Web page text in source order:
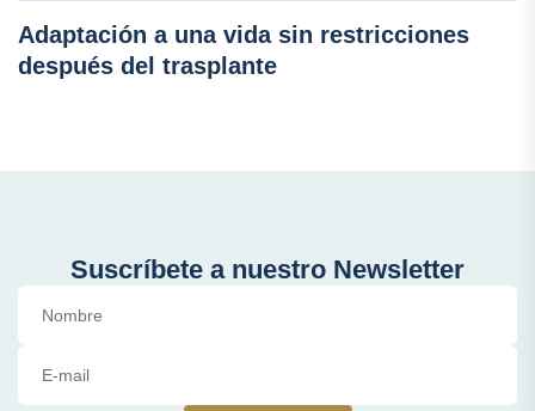
Adaptación a una vida sin restricciones
después del trasplante
Suscríbete a nuestro Newsletter